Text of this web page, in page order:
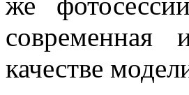
современная
качестве